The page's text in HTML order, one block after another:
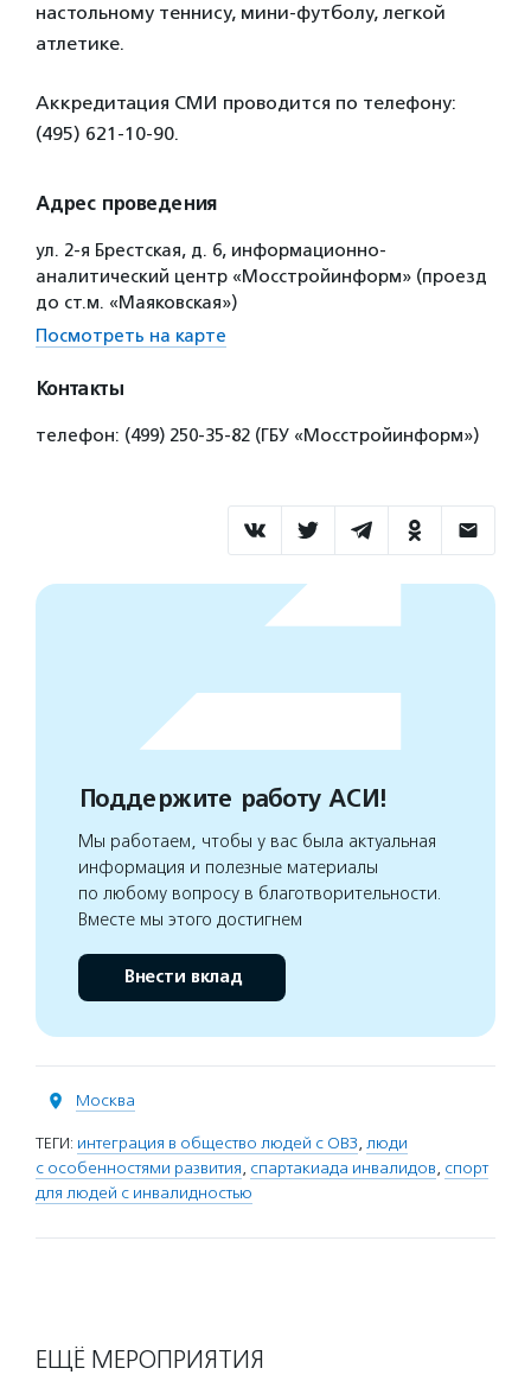
настольному теннису, мини-футболу, легкой
атлетике.
Аккредитация СМИ проводится по телефону:
(495) 621-10-90.
Адрес проведения
ул. 2-я Брестская, д. 6, информационно-
аналитический центр «Мосстройинформ» (проезд
до ст.м. «Маяковская»)
Посмотреть на карте
Контакты
телефон: (499) 250-35-82 (ГБУ «Мосстройинформ»)
Поддержите работу АСИ!
Мы работаем, чтобы у вас была актуальная
информация и полезные материалы
по любому вопросу в благотворительности.
Вместе мы этого достигнем
Внести вклад
Москва
ТЕГИ: интеграция в общество людей с ОВЗ, люди
с особенностями развития, спартакиада инвалидов, спорт
для людей с инвалидностью
ЕЩЁ МЕРОПРИЯТИЯ